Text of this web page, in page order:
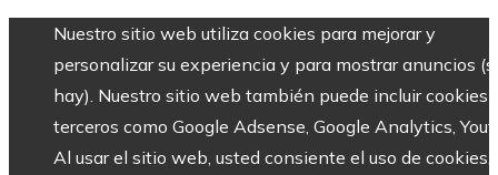
Nuestro sitio web utiliza cookies para mejorar y
personalizar su experiencia y para mostrar anuncios
hay). Nuestro sitio web también puede incluir cookies
terceros como Google Adsense, Google Analytics,
Al usar el sitio web, usted consiente el uso de cookies.